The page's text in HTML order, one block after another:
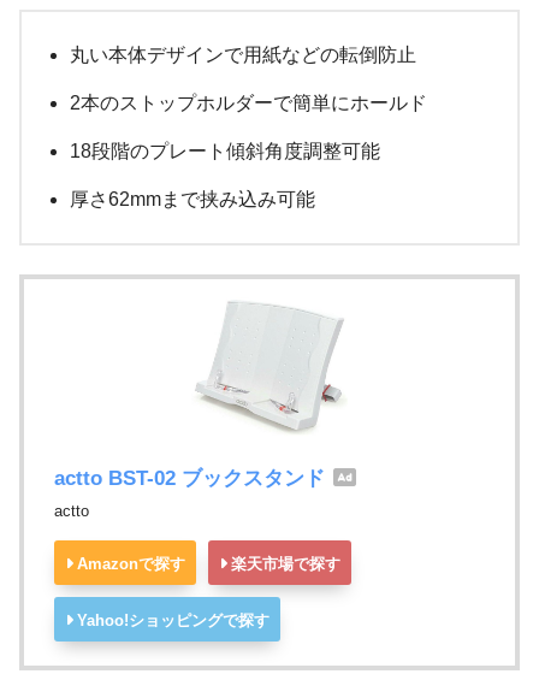
丸い本体デザインで用紙などの転倒防止
2本のストップホルダーで簡単にホールド
18段階のプレート傾斜角度調整可能
厚さ62mmまで挟み込み可能
actto BST-02 ブックスタンド
actto
Amazonで探す 楽天市場で探す
Yahoo!ショッピングで探す